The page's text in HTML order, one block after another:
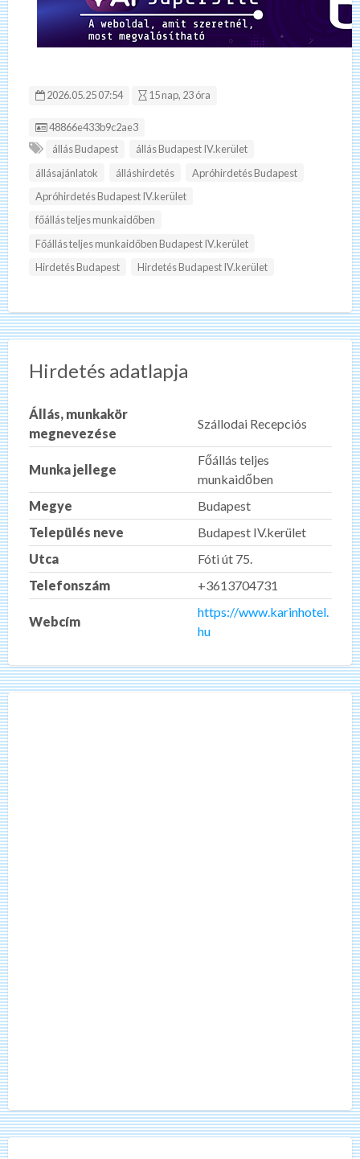
2026.05.25 07:54 15 nap, 23 óra
Hirdetés ID:
48866e433b9c2ae3
állás Budapest
állás Budapest IV.kerület
állásajánlatok
álláshirdetés
Apróhirdetés Budapest
Apróhirdetés Budapest IV.kerület
főállás teljes munkaidőben
Főállás teljes munkaidőben Budapest IV.kerület
Hirdetés Budapest
Hirdetés Budapest IV.kerület
Hirdetés adatlapja
Állás, munkakör
megnevezése
Szállodai Recepciós
Munka jellege
Főállás teljes
munkaidőben
Megye
Budapest
Település neve
Budapest IV.kerület
Utca
Fóti út 75.
Telefonszám
+3613704731
Webcím
https://www.karinhotel.
hu